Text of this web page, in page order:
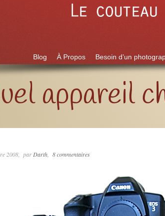
Aller à:
Blog À Propos Besoin d’un
appareil
2008 par Darth 8 commentaires